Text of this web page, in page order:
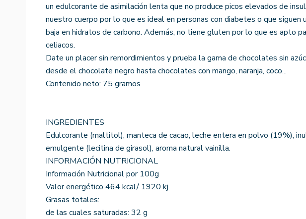
un edulcorante de asimilación lenta que no produce picos elevados de
nuestro cuerpo por lo que es ideal en personas con diabetes o que siguen
baja en hidratos de carbono. Además, no tiene gluten por lo que es apto
celiacos.
Date un placer sin remordimientos y prueba la gama de chocolates sin
desde el chocolate negro hasta chocolates con mango, naranja, coco...
Contenido neto: 75 gramos
INGREDIENTES
Edulcorante (maltitol), manteca de cacao, leche entera en polvo (19%),
emulgente (lecitina de girasol), aroma natural vainilla.
INFORMACIÓN NUTRICIONAL
Información Nutricional por 100g
Valor energético 464 kcal/ 1920 kj
Grasas totales:
de las cuales saturadas: 32 g